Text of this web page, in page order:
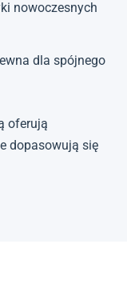
nowoczesnych
dla spójnego
oferują
dopasowują się